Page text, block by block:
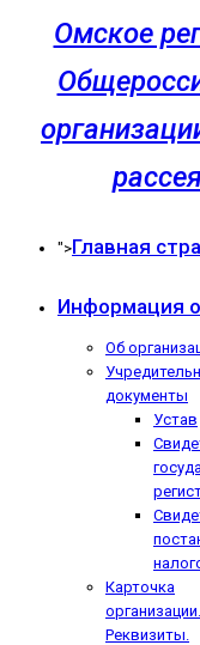
Омское
">Главная
Информация
Об
документы
Устав
Карточка
организации.
Реквизиты.